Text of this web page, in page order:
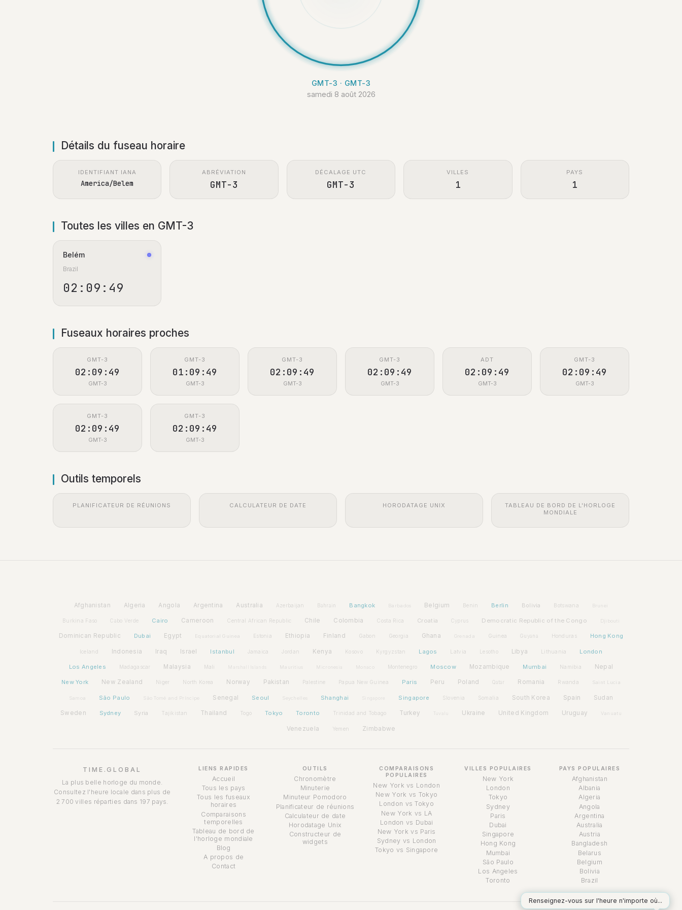
GMT-3 · GMT-3
samedi 8 août 2026
Détails du fuseau horaire
IDENTIFIANT IANA
America/Belem
ABRÉVIATION
GMT-3
DÉCALAGE UTC
GMT-3
VILLES
1
PAYS
1
Toutes les villes en GMT-3
Belém
Brazil
02:09:50
Fuseaux horaires proches
GMT-3
02:09:50
GMT-3
GMT-3
01:09:50
GMT-3
GMT-3
02:09:50
GMT-3
GMT-3
02:09:50
GMT-3
ADT
02:09:50
GMT-3
GMT-3
02:09:50
GMT-3
GMT-3
02:09:50
GMT-3
GMT-3
02:09:50
GMT-3
Outils temporels
PLANIFICATEUR DE RÉUNIONS CALCULATEUR DE DATE HORODATAGE UNIX
TABLEAU DE BORD DE L'HORLOGE
MONDIALE
Afghanistan Algeria Angola Argentina Australia Azerbaijan Bahrain Bangkok Barbados Belgium Benin Berlin Bolivia Botswana Brunei
Burkina Faso Cabo Verde Cairo Cameroon Central African Republic Chile Colombia Costa Rica Croatia Cyprus Democratic Republic of the Congo Djibouti
Dominican Republic Dubai Egypt Equatorial Guinea Estonia Ethiopia Finland Gabon Georgia Ghana Grenada Guinea Guyana Honduras Hong Kong
Iceland Indonesia Iraq Israel Istanbul Jamaica Jordan Kenya Kosovo Kyrgyzstan Lagos Latvia Lesotho Libya Lithuania London
Los Angeles Madagascar Malaysia Mali Mauritius Micronesia Monaco Montenegro Moscow Mozambique Mumbai Namibia Nepal
New York New Zealand Niger North Korea Norway Pakistan Palestine Papua New Guinea Paris Peru Poland Qatar Romania Rwanda Saint Lucia
Samoa São Paulo São Tomé and Príncipe Senegal Seoul Seychelles Shanghai Singapore Slovenia Somalia South Korea Spain Sudan
Sweden Sydney Syria Tajikistan Thailand Togo Tokyo Toronto Trinidad and Tobago Turkey Tuvalu Ukraine United Kingdom Uruguay Vanuatu
Venezuela Yemen Zimbabwe
TIME.GLOBAL
La plus belle horloge du monde.
Consultez l'heure locale dans plus de
2 700 villes réparties dans 197 pays.
LIENS RAPIDES
Accueil
Tous les pays
Tous les fuseaux
horaires
Comparaisons
temporelles
Tableau de bord de
l'horloge mondiale
Blog
A propos de
Contact
OUTILS
Chronomètre
Minuterie
Minuteur Pomodoro
Planificateur de réunions
Calculateur de date
Horodatage Unix
Constructeur de
widgets
COMPARAISONS
POPULAIRES
New York vs London
New York vs Tokyo
London vs Tokyo
New York vs LA
London vs Dubai
New York vs Paris
Sydney vs London
Tokyo vs Singapore
VILLES POPULAIRES
New York
London
Tokyo
Sydney
Paris
Dubai
Singapore
Hong Kong
Mumbai
São Paulo
Los Angeles
Toronto
PAYS POPULAIRES
Afghanistan
Albania
Algeria
Angola
Argentina
Australia
Austria
Bangladesh
Belarus
Belgium
Bolivia
Brazil
Renseignez-vous sur l'heure n'importe où...
Assistant Temps
Online